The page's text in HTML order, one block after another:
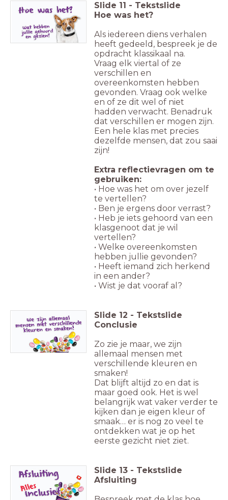
Slide 11 - Tekstslide
Hoe was het?
Als iedereen diens verhalen
heeft gedeeld, bespreek je de
opdracht klassikaal na.
Vraag elk viertal of ze
verschillen en
overeenkomsten hebben
gevonden. Vraag ook welke
en of ze dit wel of niet
hadden verwacht. Benadruk
dat verschillen er mogen zijn.
Een hele klas met precies
dezelfde mensen, dat zou saai
zijn!
Extra reflectievragen om te
gebruiken:
• Hoe was het om over jezelf
te vertellen?
• Ben je ergens door verrast?
• Heb je iets gehoord van een
klasgenoot dat je wil
vertellen?
• Welke overeenkomsten
hebben jullie gevonden?
• Heeft iemand zich herkend
in een ander?
• Wist je dat vooraf al?
Slide 12 - Tekstslide
Conclusie
Zo zie je maar, we zijn
allemaal mensen met
verschillende kleuren en
smaken!
Dat blijft altijd zo en dat is
maar goed ook. Het is wel
belangrijk wat vaker verder te
kijken dan je eigen kleur of
smaak… er is nog zo veel te
ontdekken wat je op het
eerste gezicht niet ziet.
Slide 13 - Tekstslide
Afsluiting